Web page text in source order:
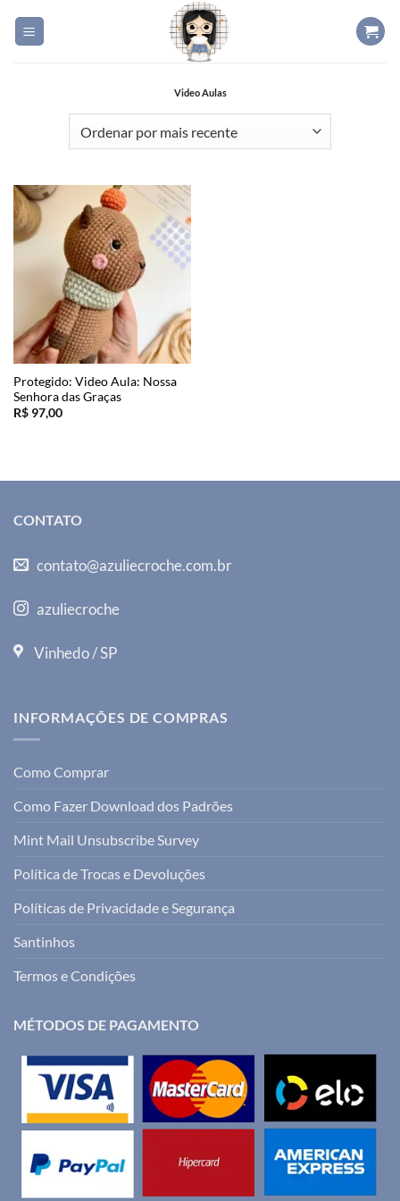
Video Aulas
Protegido: Video Aula: Nossa
Senhora das Graças
R$97,00
CONTATO
contato@azuliecroche.com.br
azuliecroche
Vinhedo / SP
INFORMAÇÕES DE COMPRAS
Como Comprar
Como Fazer Download dos Padrões
Mint Mail Unsubscribe Survey
Política de Trocas e Devoluções
Políticas de Privacidade e Segurança
Santinhos
Termos e Condições
MÉTODOS DE PAGAMENTO